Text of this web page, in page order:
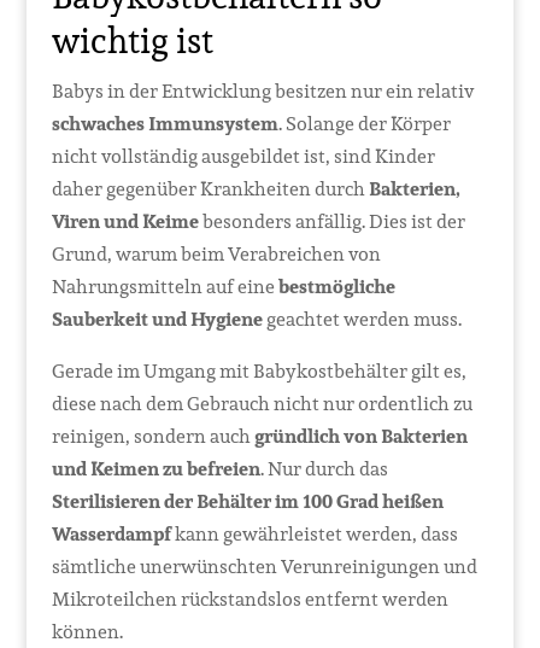
wichtig ist
Babys in der Entwicklung besitzen nur ein relativ
schwaches Immunsystem. Solange der Körper
nicht vollständig ausgebildet ist, sind Kinder
daher gegenüber Krankheiten durchBakterien,
Viren und Keimebesonders anfällig. Dies ist der
Grund, warum beim Verabreichen von
Nahrungsmitteln auf einebestmögliche
Sauberkeit und Hygienegeachtet werden muss.
Gerade im Umgang mit Babykostbehälter gilt es,
diese nach dem Gebrauch nicht nur ordentlich zu
reinigen, sondern auchgründlich von Bakterien
und Keimen zu befreien. Nur durch das
Sterilisieren der Behälter im 100 Grad heißen
Wasserdampfkann gewährleistet werden, dass
sämtliche unerwünschten Verunreinigungen und
Mikroteilchen rückstandslos entfernt werden
können.